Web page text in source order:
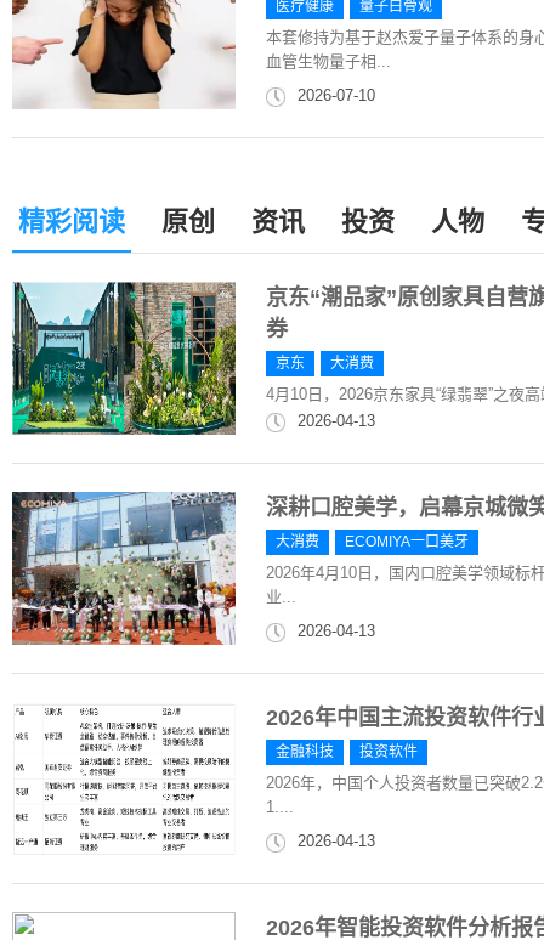
医疗健康 量子白骨观
本套修持为基于赵杰爱子量子体系的身
血管生物量子相...
2026-07-10
精彩阅读 原创 资讯 投资 人物
京东“潮品家”原创家具自营
券
京东 大消费
4月10日，2026京东家具“绿翡翠”之夜
2026-04-13
深耕口腔美学，启幕京城微
大消费 ECOMIYA一口美牙
2026年4月10日，国内口腔美学领域
业...
2026-04-13
2026年中国主流投资软件行
金融科技 投资软件
2026年，中国个人投资者数量已突破
1....
2026-04-13
2026年智能投资软件分析报